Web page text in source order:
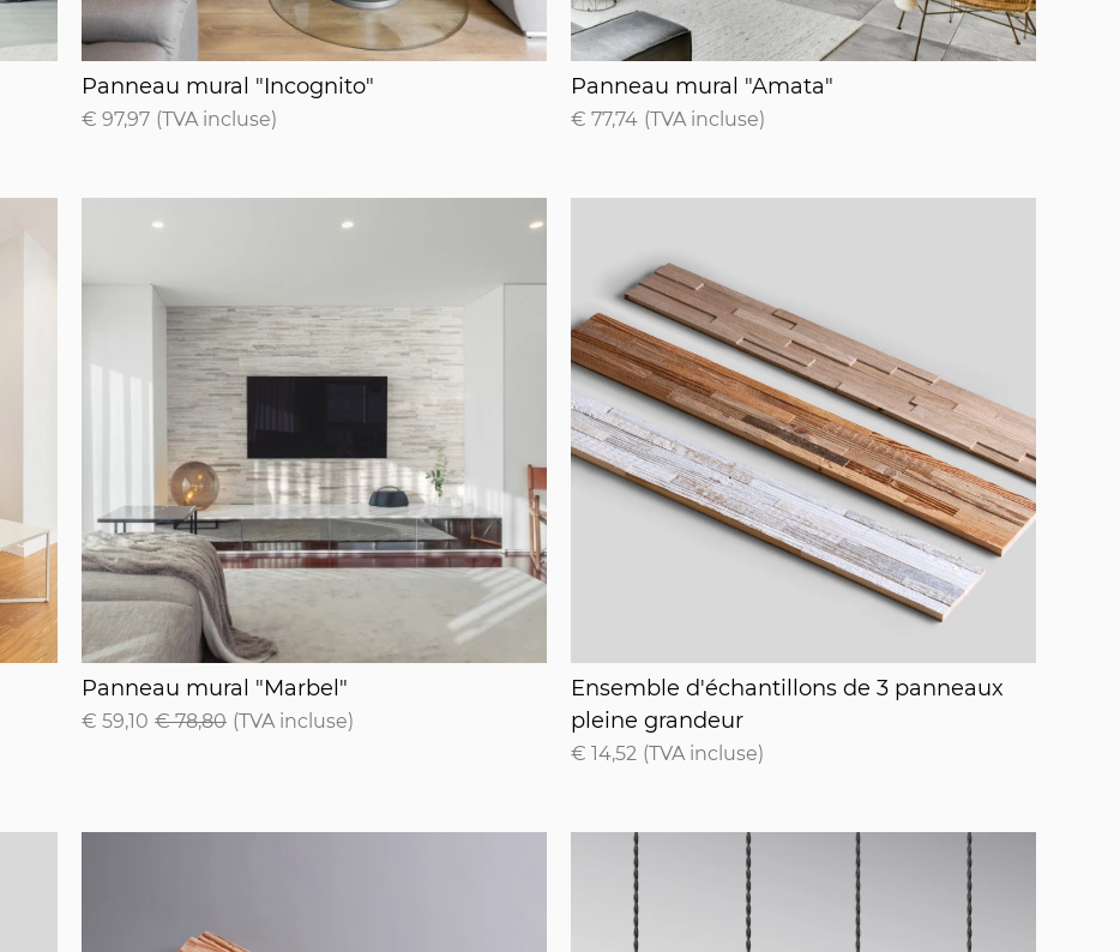
Panneau mural "Incognito"
Panneau mural "Incognito"
€ 97,97 (TVA incluse)
Panneau mural "Amata"
Panneau mural "Amata"
€ 77,74 (TVA incluse)
Panneau mural "Marbel"
Panneau mural "Marbel"
€ 59,10 € 78,80 (TVA incluse)
Ensemble d'échantillons de 3 panneaux pleine
Ensemble d'échantillons de 3 panneaux
pleine grandeur
€ 14,52 (TVA incluse)